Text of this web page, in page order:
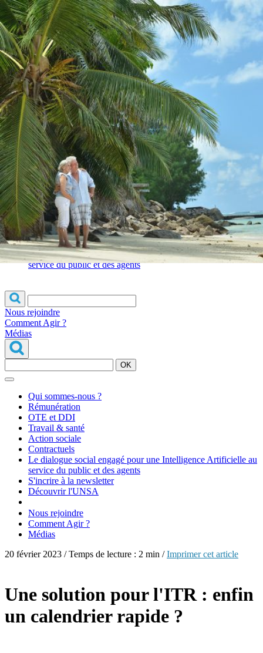
Qui
sommes-
nous ?
S'inscrire à
la
newsletter
Découvrir
l'UNSA
Rémunération
|
OTE et DDI
|
Travail & santé
|
Action sociale
|
Contractuels
|
Le dialogue social engagé pour une Intelligence Artificielle au
service du public et des agents
Nous rejoindre
Comment Agir ?
Médias
OK
Qui sommes-nous ?
Rémunération
OTE et DDI
Travail & santé
Action sociale
Contractuels
Le dialogue social engagé pour une Intelligence Artificielle au
service du public et des agents
S'incrire à la newsletter
Découvrir l'UNSA
Nous rejoindre
Comment Agir ?
Médias
20 février 2023 / Temps de lecture : 2 min /Imprimer cet article
Une solution pour l'ITR : enfin
un calendrier rapide ?